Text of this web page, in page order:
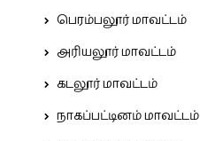
பெரம்பலூர் மாவட்டம்
அரியலூர் மாவட்டம்
கடலூர் மாவட்டம்
நாகப்பட்டினம் மாவட்டம்